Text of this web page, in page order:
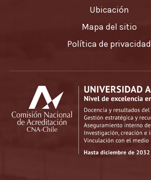
Ubicación
Mapa del sitio
Política de privacidad